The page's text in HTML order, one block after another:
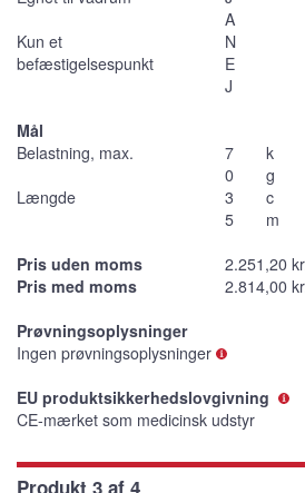
A
Kun et
befæstigelsespunkt
N
E
J
Mål
Belastning, max.
7
0
k
g
Længde
3
5
c
m
Pris uden moms
2.251,20
Pris med moms
2.814,00
Prøvningsoplysninger
Ingen prøvningsoplysninger
EU produktsikkerhedslovgivning
CE-mærket som medicinsk udstyr
Produkt 3 af 4